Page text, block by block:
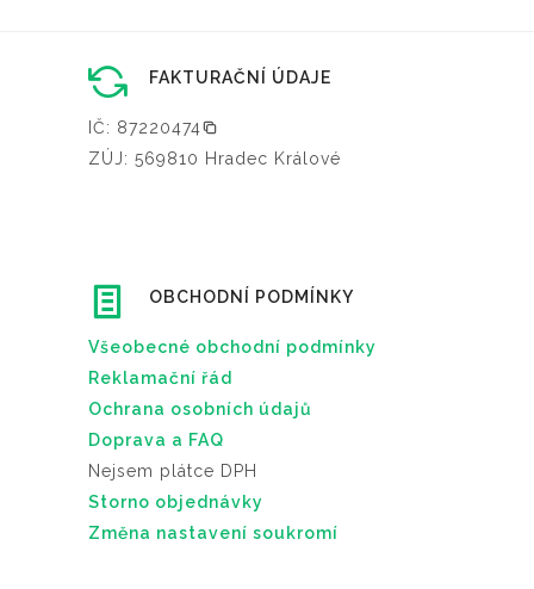
FAKTURAČNÍ ÚDAJE
IČ: 87220474
ZÚJ: 569810 Hradec Králové
OBCHODNÍ PODMÍNKY
Všeobecné obchodní podmínky
Reklamační řád
Ochrana osobních údajů
Doprava a FAQ
Nejsem plátce DPH
Storno objednávky
Změna nastavení soukromí